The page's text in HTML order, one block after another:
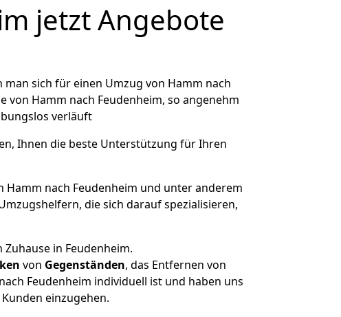
jetzt Angebote
man sich für einen Umzug von Hamm nach
von Hamm nach Feudenheim, so angenehm
verläuft
Ihnen die beste Unterstützung für Ihren
nach Feudenheim und unter anderem
die sich darauf spezialisieren,
in Feudenheim.
von Gegenständen, das Entfernen von
Feudenheim individuell ist und haben uns
einzugehen.